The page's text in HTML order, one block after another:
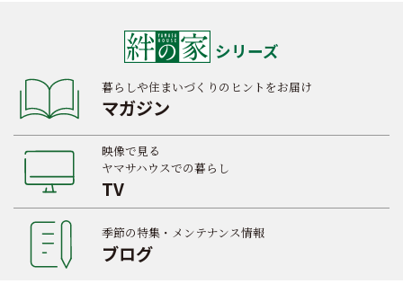
シリーズ
暮らしや住まいづくりのヒントをお届け
マガジン
映像で見る
ヤマサハウスでの暮らし
TV
季節の特集・メンテナンス情報
ブログ